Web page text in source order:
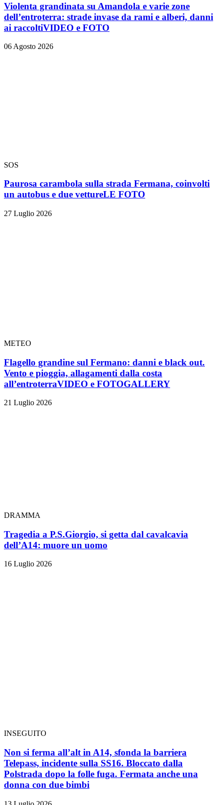
Violenta grandinata su Amandola e varie zone
dell’entroterra: strade invase da rami e alberi, danni
ai raccoltiVIDEO e FOTO
06 Agosto 2026
SOS
Paurosa carambola sulla strada Fermana, coinvolti
un autobus e due vettureLE FOTO
27 Luglio 2026
METEO
Flagello grandine sul Fermano: danni e black out.
Vento e pioggia, allagamenti dalla costa
all’entroterraVIDEO e FOTOGALLERY
21 Luglio 2026
DRAMMA
Tragedia a P.S.Giorgio, si getta dal cavalcavia
dell’A14: muore un uomo
16 Luglio 2026
INSEGUITO
Non si ferma all’alt in A14, sfonda la barriera
Telepass, incidente sulla SS16. Bloccato dalla
Polstrada dopo la folle fuga. Fermata anche una
donna con due bimbi